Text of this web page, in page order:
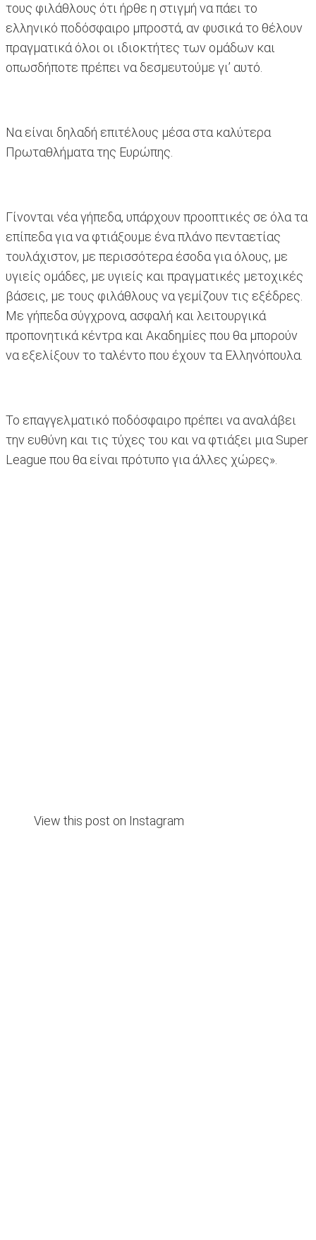
τους φιλάθλους ότι ήρθε η στιγμή να πάει το
ελληνικό ποδόσφαιρο μπροστά, αν φυσικά το θέλουν
πραγματικά όλοι οι ιδιοκτήτες των ομάδων και
οπωσδήποτε πρέπει να δεσμευτούμε γι’ αυτό.
Να είναι δηλαδή επιτέλους μέσα στα καλύτερα
Πρωταθλήματα της Ευρώπης.
Γίνονται νέα γήπεδα, υπάρχουν προοπτικές σε όλα τα
επίπεδα για να φτιάξουμε ένα πλάνο πενταετίας
τουλάχιστον, με περισσότερα έσοδα για όλους, με
υγιείς ομάδες, με υγιείς και πραγματικές μετοχικές
βάσεις, με τους φιλάθλους να γεμίζουν τις εξέδρες.
Με γήπεδα σύγχρονα, ασφαλή και λειτουργικά
προπονητικά κέντρα και Ακαδημίες που θα μπορούν
να εξελίξουν το ταλέντο που έχουν τα Ελληνόπουλα.
Το επαγγελματικό ποδόσφαιρο πρέπει να αναλάβει
την ευθύνη και τις τύχες του και να φτιάξει μια Super
League που θα είναι πρότυπο για άλλες χώρες».
View this post on Instagram